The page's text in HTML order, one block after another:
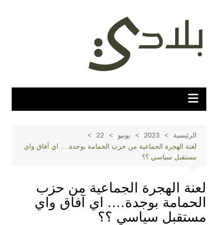
المحتوى
الرئيسية 2023 يونيو
22
لعنة الهجرة الجماعية من حزب الحمامة بوجدة…. اي آفاق واي
مستقبل سياسي ؟؟
لعنة الهجرة الجماعية من حزب
الحمامة بوجدة…. اي آفاق واي
مستقبل سياسي ؟؟